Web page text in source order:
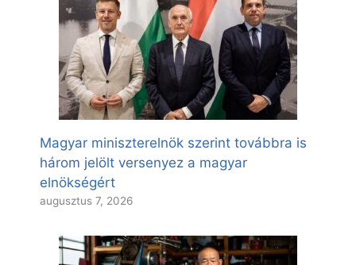
Magyar miniszterelnök szerint továbbra is
három jelölt versenyez a magyar
elnökségért
augusztus 7, 2026